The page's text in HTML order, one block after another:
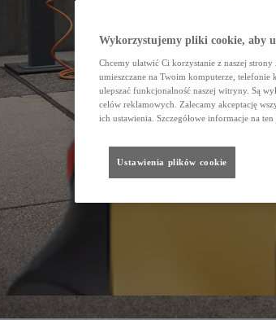
Wykorzystujemy pliki cookie, aby
Chcemy ułatwić Ci korzystanie z naszej
umieszczane na Twoim komputerze,
ulepszać funkcjonalność naszej witryny. Są
celów reklamowych. Zalecamy akceptację
ich ustawienia. Szczegółowe informacje na ten
Ustawienia plików cookie